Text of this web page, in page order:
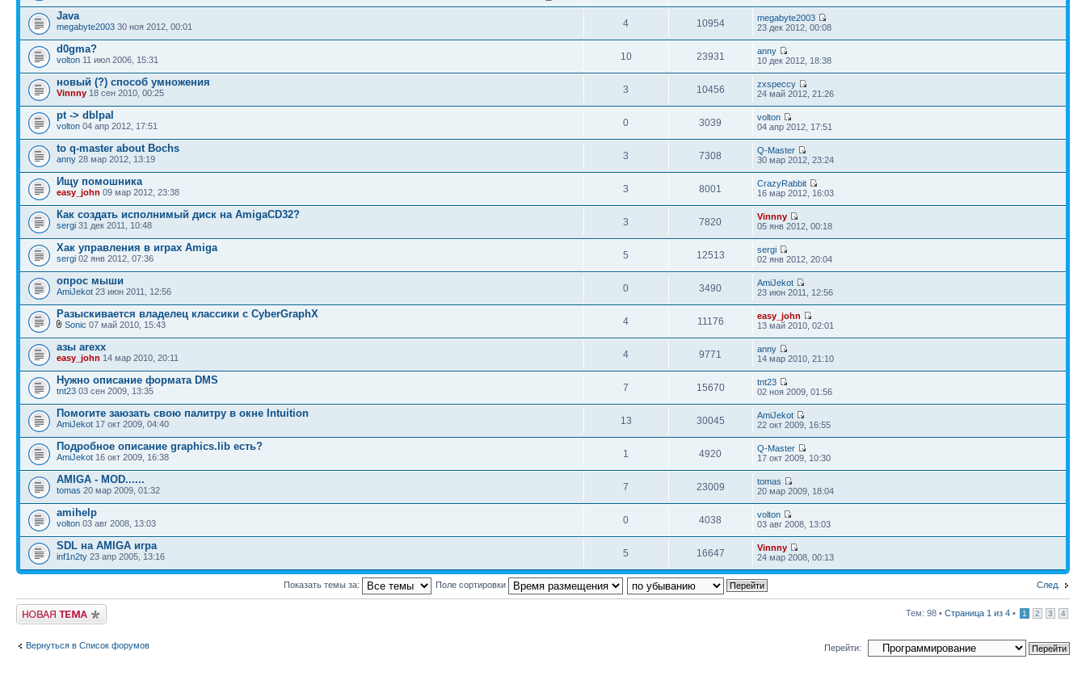
Java
megabyte2003 30 ноя 2012, 00:01 4 10954
megabyte2003
23 дек 2012, 00:08
d0gma?
volton 11 июл 2006, 15:31 10 23931
anny
10 дек 2012, 18:38
новый (?) способ умножения
Vinnny 18 сен 2010, 00:25 3 10456
zxspeccy
24 май 2012, 21:26
pt -> dblpal
volton 04 апр 2012, 17:51 0 3039
volton
04 апр 2012, 17:51
to q-master about Bochs
anny 28 мар 2012, 13:19 3 7308
Q-Master
30 мар 2012, 23:24
Ищу помошника
easy_john 09 мар 2012, 23:38 3 8001
CrazyRabbit
16 мар 2012, 16:03
Как создать исполнимый диск на AmigaCD32?
sergi 31 дек 2011, 10:48 3 7820
Vinnny
05 янв 2012, 00:18
Хак управления в играх Amiga
sergi 02 янв 2012, 07:36 5 12513
sergi
02 янв 2012, 20:04
опрос мыши
AmiJekot 23 июн 2011, 12:56 0 3490
AmiJekot
23 июн 2011, 12:56
Разыскивается владелец классики с CyberGraphX
Sonic 07 май 2010, 15:43 4 11176
easy_john
13 май 2010, 02:01
азы arexx
easy_john 14 мар 2010, 20:11 4 9771
anny
14 мар 2010, 21:10
Нужно описание формата DMS
tnt23 03 сен 2009, 13:35 7 15670
tnt23
02 ноя 2009, 01:56
Помогите заюзать свою палитру в окне Intuition
AmiJekot 17 окт 2009, 04:40 13 30045
AmiJekot
22 окт 2009, 16:55
Подробное описание graphics.lib есть?
AmiJekot 16 окт 2009, 16:38 1 4920
Q-Master
17 окт 2009, 10:30
AMIGA - MOD......
tomas 20 мар 2009, 01:32 7 23009
tomas
20 мар 2009, 18:04
amihelp
volton 03 авг 2008, 13:03 0 4038
volton
03 авг 2008, 13:03
SDL на AMIGA игра
inf1n2ty 23 апр 2005, 13:16 5 16647
Vinnny
24 мар 2008, 00:13
След.
Показать темы за: Поле сортировки
Новая тема Тем: 98 • Страница 1 из 4 • 1 2 3 4
Вернуться в Список форумов Перейти: